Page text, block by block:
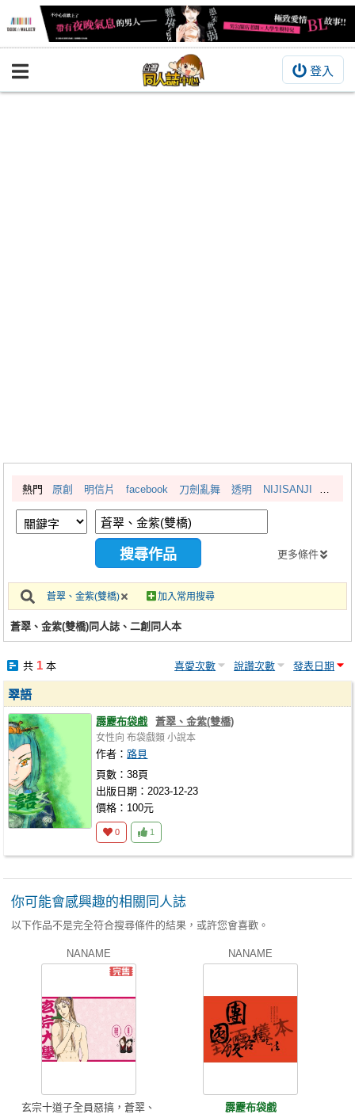
登入
BOOKY書集倉庫
繪圖藝廊
交流中心
攤位轉讓區
會員中心
註冊會員
熱門 原創 明信片 facebook 刀劍亂舞 透明 NIJISANJI
更多條件
蒼翠、金紫(雙橋) 加入常用搜尋
蒼翠、金紫(雙橋)同人誌、二創同人本
共 1本 喜愛次數 說讚次數 發表日期
翠語
霹靂布袋戲 蒼翠、金紫(雙橋)
女性向 布袋戲類 小說本
作者： 路貝
頁數：38頁
出版日期：2023-12-23
價格：100元
0 1
你可能會感興趣的相關同人誌
以下作品不是完全符合搜尋條件的結果，或許您會喜歡。
NANAME
玄宗十道子全員惡搞，蒼翠、
NANAME
霹靂布袋戲